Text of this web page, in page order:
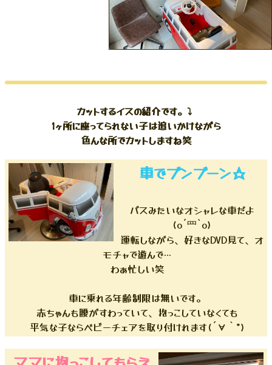
カットするイスの紹介です。⤵︎ ︎
1ヶ所に座ってられない子は追いかけながら
色んな所でカットしますね笑
車でブンブーン☆
バスみたいなオシャレな車だよ
(o´罒`o)
運転しながら、好きなDVD見て、オ
モチャで遊んで…
わぁ忙しい笑
車に乗れる年齢制限は無いです。
赤ちゃんも腰がすわっていて、抱っこしていなくても
平気な子ならベビーチェアを取り付けれます(´∀｀*)